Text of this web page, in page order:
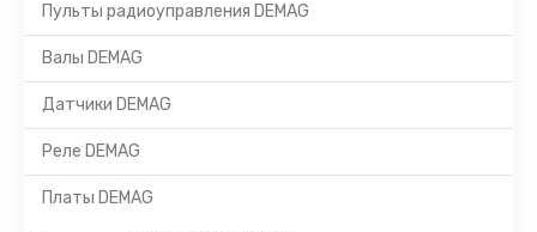
Пульты радиоуправления DEMAG
Валы DEMAG
Датчики DEMAG
Реле DEMAG
Платы DEMAG